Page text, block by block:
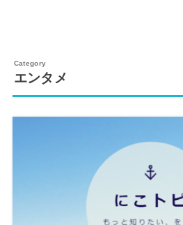
エンタメ